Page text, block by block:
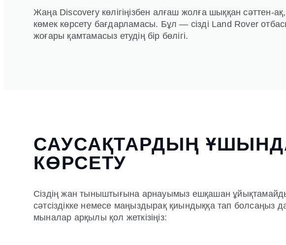
Жаңа Discovery көлігіңізбен алғаш жолға шыққан
көмек көрсету бағдарламасы. Бұл — сізді Land Rover
жоғары қамтамасыз етудің бір бөлігі.
САУСАҚТАРДЫҢ
КӨРСЕТУ
Сіздің жан тыныштығына арнауымыз ешқашан
сәтсіздікке немесе маңыздырақ қиындыққа тап болсаңыз
мыналар арқылы қол жеткізіңіз: